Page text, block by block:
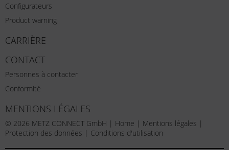
Configurateurs
Product warning
CARRIÈRE
CONTACT
Personnes à contacter
Conformité
MENTIONS LÉGALES
© 2026 METZ CONNECT GmbH | Home | Mentions légales |
Protection des données | Conditions d'utilisation